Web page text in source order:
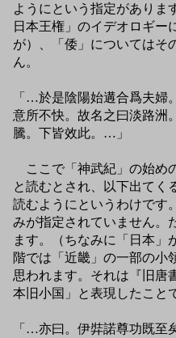
ようにという指定がありま
日本王権」のイデオロギー
が）、「倭」についてはそ
ん。
「…於是陰陽始遘合爲夫婦
意所不快。故名之曰淡路洲
騰。下皆效此。…」
ここで「神武紀」の始め
と読むとされ、以下出てく
読むようにというわけです
みが指定されていません。
ます。（ちなみに「日本」
階では「近畿」の一部の小
思われます。それは『旧唐
本旧小国」と表現したこと
「…亦曰。伊弉諾尊功既至